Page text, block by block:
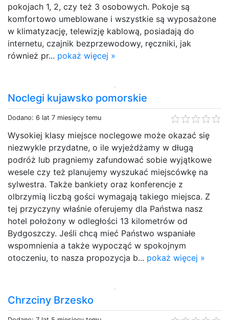
pokojach 1, 2, czy też 3 osobowych. Pokoje są
komfortowo umeblowane i wszystkie są wyposażone
w klimatyzację, telewizję kablową, posiadają do
internetu, czajnik bezprzewodowy, ręczniki, jak
również pr... pokaż więcej »
Noclegi kujawsko pomorskie
Dodano: 6 lat 7 miesięcy temu
Wysokiej klasy miejsce noclegowe może okazać się
niezwykle przydatne, o ile wyjeżdżamy w długą
podróż lub pragniemy zafundować sobie wyjątkowe
wesele czy też planujemy wyszukać miejscówkę na
sylwestra. Także bankiety oraz konferencje z
olbrzymią liczbą gości wymagają takiego miejsca. Z
tej przyczyny właśnie oferujemy dla Państwa nasz
hotel położony w odległości 13 kilometrów od
Bydgoszczy. Jeśli chcą mieć Państwo wspaniałe
wspomnienia a także wypocząć w spokojnym
otoczeniu, to nasza propozycja b... pokaż więcej »
Chrzciny Brzesko